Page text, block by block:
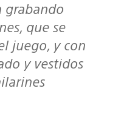
grabando
que se
juego, y con
y vestidos